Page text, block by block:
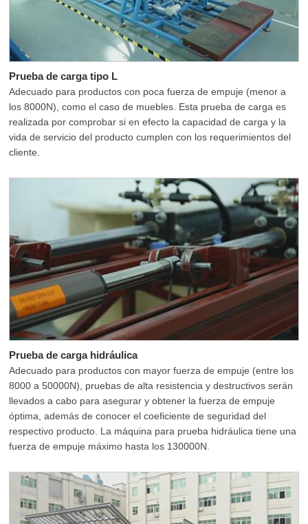
Prueba de carga tipo L
Adecuado para productos con poca fuerza de empuje (menor a
los 8000N), como el caso de muebles. Esta prueba de carga es
realizada por comprobar si en efecto la capacidad de carga y la
vida de servicio del producto cumplen con los requerimientos del
cliente.
Prueba de carga hidráulica
Adecuado para productos con mayor fuerza de empuje (entre los
8000 a 50000N), pruebas de alta resistencia y destructivos serán
llevados a cabo para asegurar y obtener la fuerza de empuje
óptima, además de conocer el coeficiente de seguridad del
respectivo producto. La máquina para prueba hidráulica tiene una
fuerza de empuje máximo hasta los 130000N.